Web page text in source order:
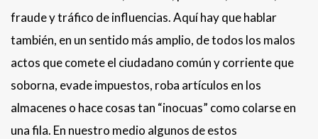
fraude y tráfico de influencias. Aquí hay que hablar
también, en un sentido más amplio, de todos los malos
actos que comete el ciudadano común y corriente que
soborna, evade impuestos, roba artículos en los
almacenes o hace cosas tan “inocuas” como colarse en
una fila. En nuestro medio algunos de estos